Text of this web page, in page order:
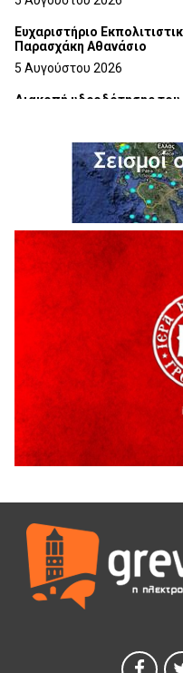
Ευχαριστήριο
Παρασχάκη Αθανάσιο
5 Αυγούστου 2026
Διακοπή
Η Marseaux στα Γρεβενά
5 Αυγούστου 2026
Θερινό Σινεμά στο
Καλοκαιριού 2026» με την
Ανάσες».
5 Αυγούστου 2026
Γρεβενά: Συνελήφθη
εξοπλισμού γυμναστηρίου
ΑΗ ΛΑΟΣ | 5 Αυγούστου |
41η Γιορτή Κρασιού στο
5 Αυγούστου 2026
ΕΥΧΑΡΙΣΤΙΕΣ
4 Αυγούστου 2026
Έκτακτη χρηματοδότηση